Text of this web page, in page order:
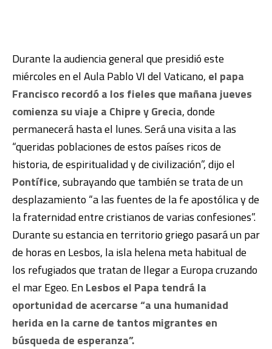
Durante la audiencia general que presidió este
miércoles en el Aula Pablo VI del Vaticano, el papa
Francisco recordó a los fieles que mañana jueves
comienza su viaje a Chipre y Grecia, donde
permanecerá hasta el lunes. Será una visita a las
“queridas poblaciones de estos países ricos de
historia, de espiritualidad y de civilización”, dijo el
Pontífice, subrayando que también se trata de un
desplazamiento “a las fuentes de la fe apostólica y de
la fraternidad entre cristianos de varias confesiones”.
Durante su estancia en territorio griego pasará un par
de horas en Lesbos, la isla helena meta habitual de
los refugiados que tratan de llegar a Europa cruzando
el mar Egeo. EnLesbos el Papa tendrá la
oportunidad de acercarse “a una humanidad
herida en la carne de tantos migrantes en
búsqueda de esperanza”.